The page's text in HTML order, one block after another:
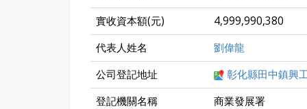
實收資本額(元)
4,999,990,380
代表人姓名
劉偉龍
公司登記地址
彰化縣田中鎮興
登記機關名稱
商業發展署